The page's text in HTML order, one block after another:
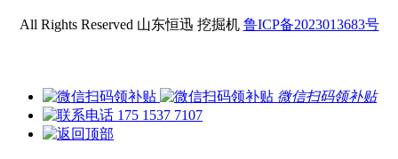
All Rights Reserved 山东恒迅 挖掘机 鲁ICP备2023013683号
微信扫码领补贴
175 1537 7107